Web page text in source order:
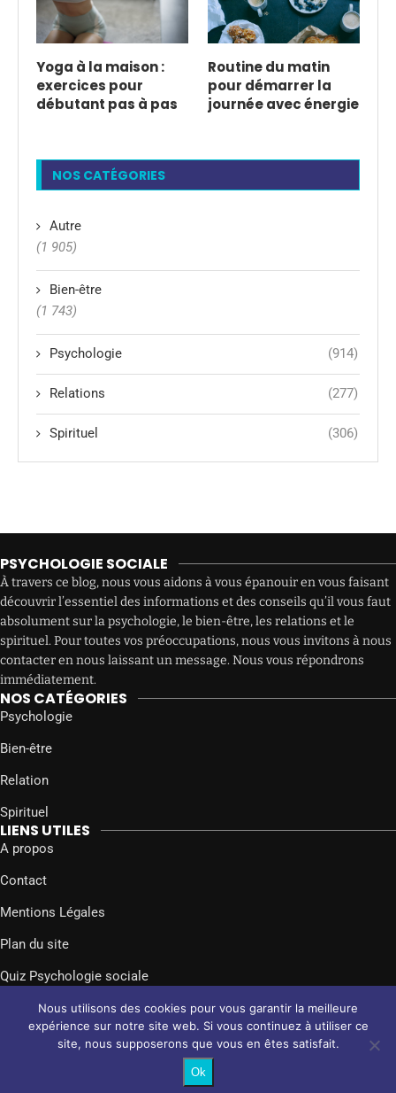
Yoga à la maison :
exercices pour
débutant pas à pas
Routine du matin
pour démarrer la
journée avec énergie
NOS CATÉGORIES
Autre
(1 905)
Bien-être
(1 743)
Psychologie (914)
Relations (277)
Spirituel (306)
PSYCHOLOGIE SOCIALE
À travers ce blog, nous vous aidons à vous épanouir en vous faisant
découvrir l’essentiel des informations et des conseils qu’il vous faut
absolument sur la psychologie, le bien-être, les relations et le
spirituel. Pour toutes vos préoccupations, nous vous invitons à nous
contacter en nous laissant un message. Nous vous répondrons
immédiatement.
NOS CATÉGORIES
Psychologie
Bien-être
Relation
Spirituel
LIENS UTILES
A propos
Contact
Mentions Légales
Plan du site
Quiz Psychologie sociale
Facebook Twitter Instagram
@2024 – Tous droits réservés.
Nous utilisons des cookies pour vous garantir la meilleure
expérience sur notre site web. Si vous continuez à utiliser ce
site, nous supposerons que vous en êtes satisfait.
Ok